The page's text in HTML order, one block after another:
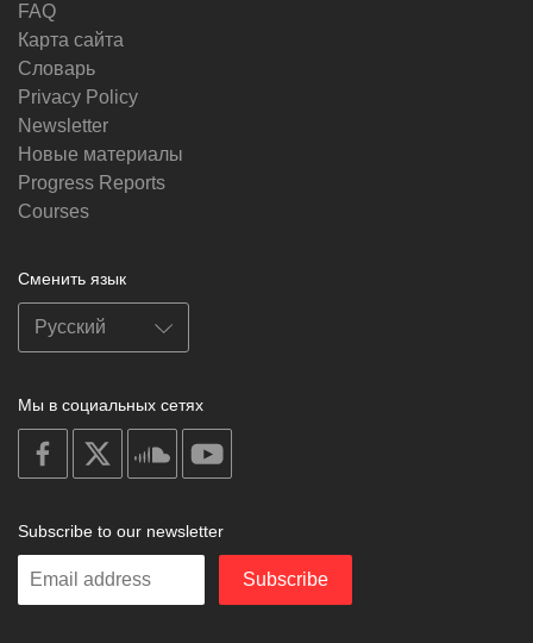
FAQ
Карта сайта
Словарь
Privacy Policy
Newsletter
Новые материалы
Progress Reports
Courses
Сменить язык
Мы в социальных сетях
on
facebook
soundcloud
Subscribe to our newsletter
Enter
Subscribe